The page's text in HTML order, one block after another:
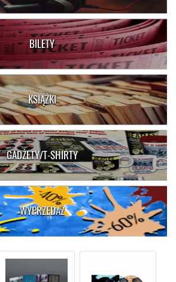
BILETY
KSIĄŻKI
GADŻETY/T-SHIRTY
WYPRZEDAŻ